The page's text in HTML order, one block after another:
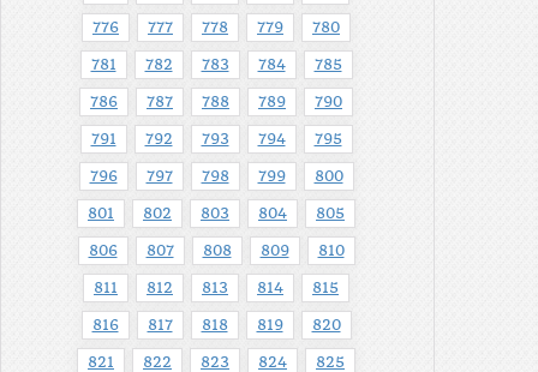
776 777 778 779 780
781 782 783 784 785
786 787 788 789 790
791 792 793 794 795
796 797 798 799 800
801 802 803 804 805
806 807 808 809 810
811 812 813 814 815
816 817 818 819 820
821 822 823 824 825